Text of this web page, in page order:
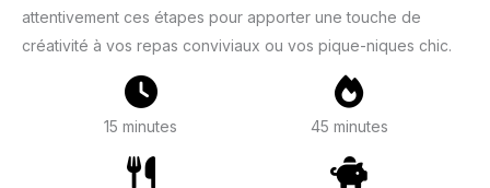
attentivement ces étapes pour apporter une touche de
créativité à vos repas conviviaux ou vos pique-niques chic.
15 minutes 45 minutes